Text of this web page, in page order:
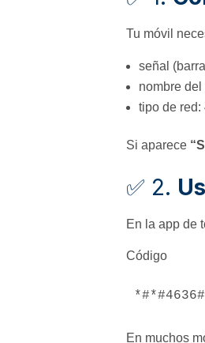
Tu móvil
señal
nombre del
tipo de red:
Si aparece
✅ 2.
En la app de
Código
En muchos